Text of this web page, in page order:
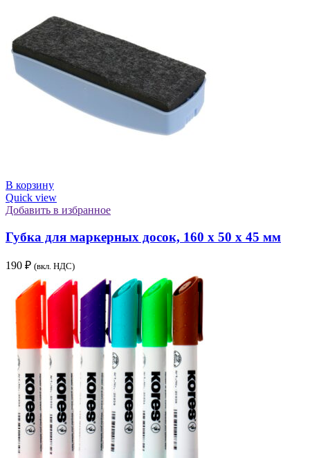
В корзину
Quick view
Добавить в избранное
Губка для маркерных досок, 160 x 50 x 45 мм
190 ₽ (вкл. НДС)